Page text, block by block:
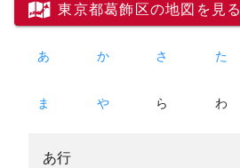
東京都葛飾区の地図を見る
あ か さ た
ま や ら わ
あ行